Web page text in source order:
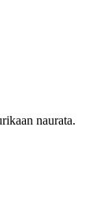
naurata.